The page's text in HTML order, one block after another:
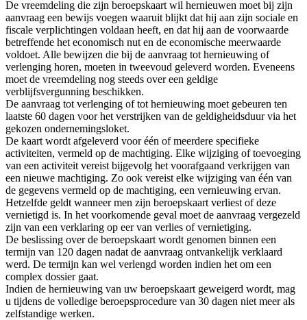
De vreemdeling die zijn beroepskaart wil hernieuwen moet bij zijn
aanvraag een bewijs voegen waaruit blijkt dat hij aan zijn sociale en
fiscale verplichtingen voldaan heeft, en dat hij aan de voorwaarde
betreffende het economisch nut en de economische meerwaarde
voldoet. Alle bewijzen die bij de aanvraag tot hernieuwing of
verlenging horen, moeten in tweevoud geleverd worden. Eveneens
moet de vreemdeling nog steeds over een geldige
verblijfsvergunning beschikken.
De aanvraag tot verlenging of tot hernieuwing moet gebeuren ten
laatste 60 dagen voor het verstrijken van de geldigheidsduur via het
gekozen ondernemingsloket.
De kaart wordt afgeleverd voor één of meerdere specifieke
activiteiten, vermeld op de machtiging. Elke wijziging of toevoeging
van een activiteit vereist bijgevolg het voorafgaand verkrijgen van
een nieuwe machtiging. Zo ook vereist elke wijziging van één van
de gegevens vermeld op de machtiging, een vernieuwing ervan.
Hetzelfde geldt wanneer men zijn beroepskaart verliest of deze
vernietigd is. In het voorkomende geval moet de aanvraag vergezeld
zijn van een verklaring op eer van verlies of vernietiging.
De beslissing over de beroepskaart wordt genomen binnen een
termijn van 120 dagen nadat de aanvraag ontvankelijk verklaard
werd. De termijn kan wel verlengd worden indien het om een
complex dossier gaat.
Indien de hernieuwing van uw beroepskaart geweigerd wordt, mag
u tijdens de volledige beroepsprocedure van 30 dagen niet meer als
zelfstandige werken.